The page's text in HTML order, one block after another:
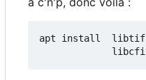
apt install